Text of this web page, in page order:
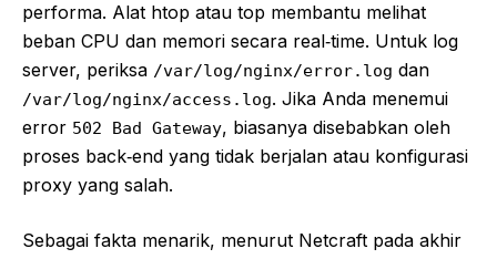
performa. Alat htop atau top membantu melihat
beban CPU dan memori secara real‑time. Untuk log
server, periksa /var/log/nginx/error.log dan
/var/log/nginx/access.log. Jika Anda menemui
error 502 Bad Gateway, biasanya disebabkan oleh
proses back‑end yang tidak berjalan atau konfigurasi
proxy yang salah.
Sebagai fakta menarik, menurut Netcraft pada akhir